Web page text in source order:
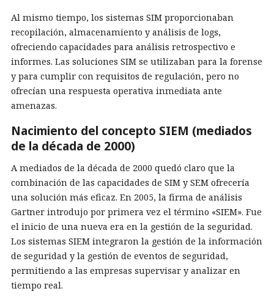
Al mismo tiempo, los sistemas SIM proporcionaban
recopilación, almacenamiento y análisis de logs,
ofreciendo capacidades para análisis retrospectivo e
informes. Las soluciones SIM se utilizaban para la forense
y para cumplir con requisitos de regulación, pero no
ofrecían una respuesta operativa inmediata ante
amenazas.
Nacimiento del concepto SIEM (mediados
de la década de 2000)
A mediados de la década de 2000 quedó claro que la
combinación de las capacidades de SIM y SEM ofrecería
una solución más eficaz. En 2005, la firma de análisis
Gartner introdujo por primera vez el término «SIEM». Fue
el inicio de una nueva era en la gestión de la seguridad.
Los sistemas SIEM integraron la gestión de la información
de seguridad y la gestión de eventos de seguridad,
permitiendo a las empresas supervisar y analizar en
tiempo real.